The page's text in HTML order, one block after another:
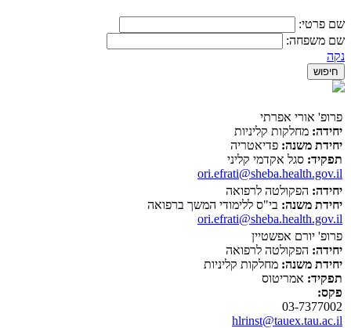
שם פרטי:
שם משפחה:
נקה
פרופ' אורי אפרתי
יחידה: מחלקות קליניות
יחידת משנה: פדיאטריה
תפקיד: סגל אקדמי קליני
ori.efrati@sheba.health.gov.il
יחידה: הפקולטה לרפואה
יחידת משנה: בי"ס ללימודי המשך ברפואה
ori.efrati@sheba.health.gov.il
פרופ' יורם אפשטיין
יחידה: הפקולטה לרפואה
יחידת משנה: מחלקות קליניות
תפקיד: אמריטוס
פקס:
03-7377002
hlrinst@tauex.tau.ac.il